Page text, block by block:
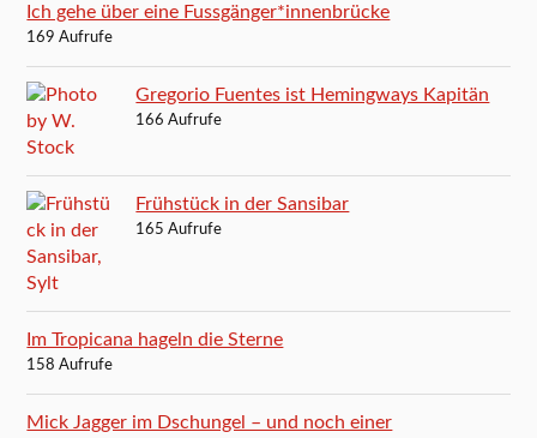
Ich gehe über eine Fussgänger*innenbrücke
169 Aufrufe
Gregorio Fuentes ist Hemingways Kapitän
166 Aufrufe
Frühstück in der Sansibar
165 Aufrufe
Im Tropicana hageln die Sterne
158 Aufrufe
Mick Jagger im Dschungel – und noch einer